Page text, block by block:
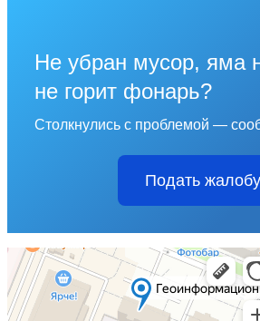
Не убран мусор, яма
не горит фонарь?
Столкнулись с проблемой —
Подать жалобу